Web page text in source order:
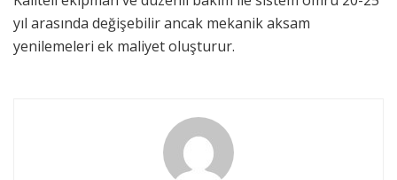
yıl arasında değişebilir ancak mekanik aksam
yenilemeleri ek maliyet oluşturur.